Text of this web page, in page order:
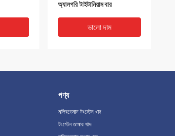
অ্যালগরি টাইটানিয়াম বার
ভালো দাম
পণ্য
মলিবডেনাম টংস্টেন খাদ
টংস্টেন তামার খাদ